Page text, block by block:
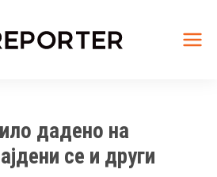
дадено на
се и други